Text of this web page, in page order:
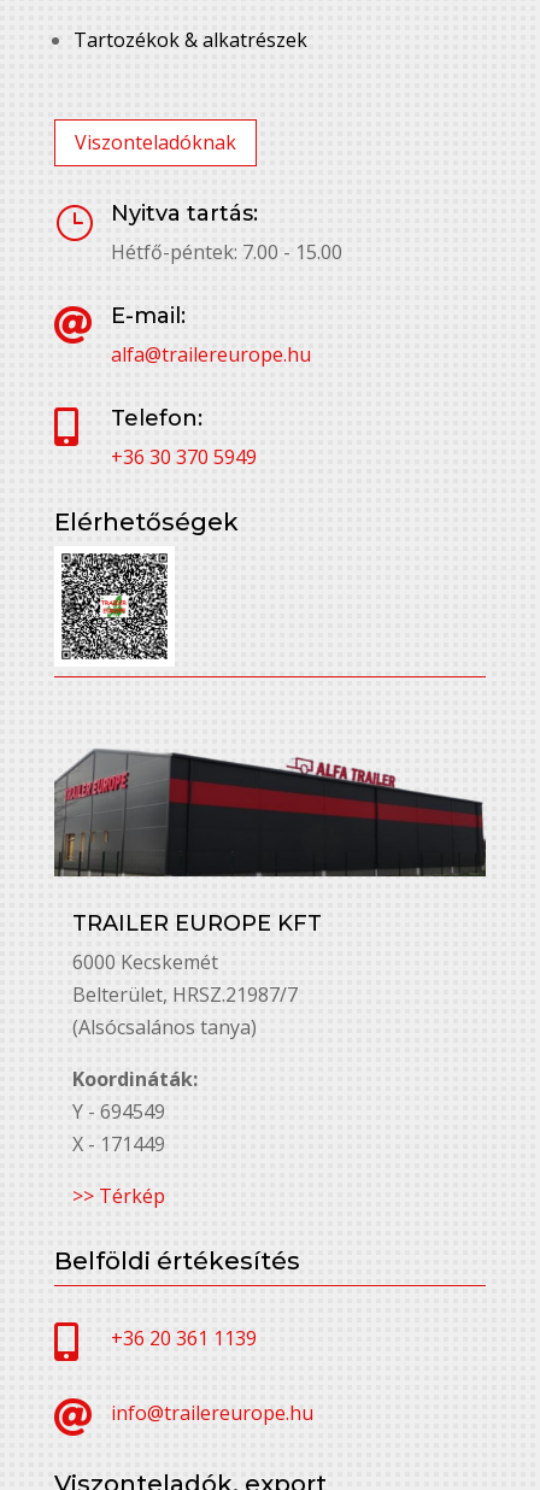
Tartozékok & alkatrészek
Viszonteladóknak
}
Nyitva tartás:
Hétfő-péntek: 7.00 - 15.00

E-mail:
alfa@trailereurope.hu

Telefon:
+36 30 370 5949
Elérhetőségek
TRAILER EUROPE KFT
6000 Kecskemét
Belterület, HRSZ.21987/7
(Alsócsalános tanya)
Koordináták:
Y - 694549
X - 171449
>> Térkép
Belföldi értékesítés
 +36 20 361 1139
 info@trailereurope.hu